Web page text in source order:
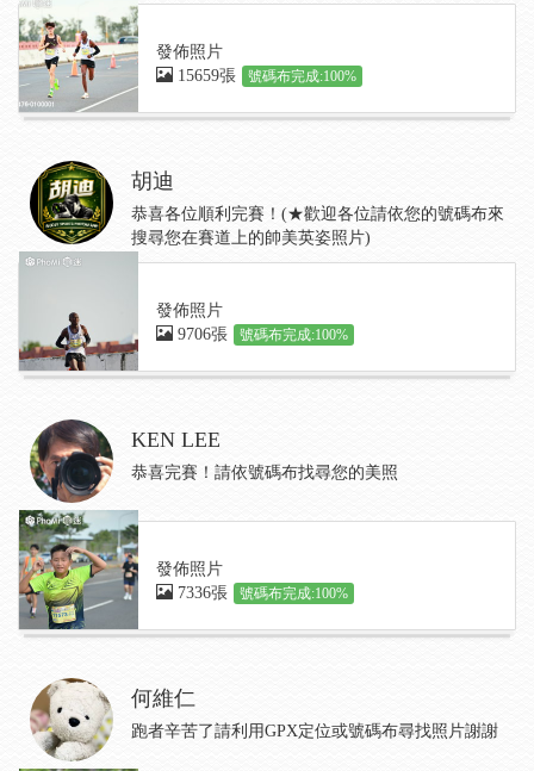
發佈照片
15659張
號碼布完成:100%
胡迪
恭喜各位順利完賽！(★歡迎各位請依您的號碼布來
搜尋您在賽道上的帥美英姿照片)
發佈照片
9706張
號碼布完成:100%
KEN LEE
恭喜完賽！請依號碼布找尋您的美照
發佈照片
7336張
號碼布完成:100%
何維仁
跑者辛苦了請利用GPX定位或號碼布尋找照片謝謝